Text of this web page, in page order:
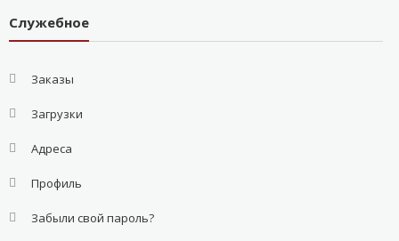
Служебное
Заказы
Загрузки
Адреса
Профиль
Забыли свой пароль?